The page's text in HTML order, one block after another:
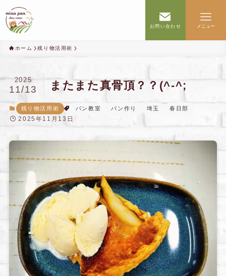
お問い合わせ メニュー
ホーム 残り物活用術
またまた真骨頂？？(^-^;
2025
11/13
残り物活用術 パン教室 パン作り 埼玉 春日部
2025年11月13日